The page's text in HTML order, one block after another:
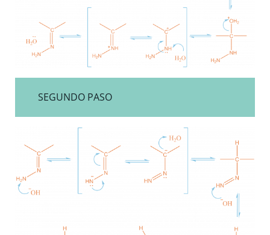
SEGUNDO PASO